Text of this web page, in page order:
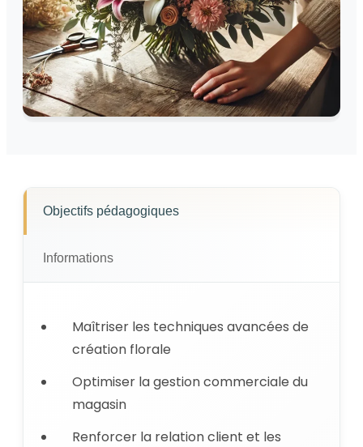
Objectifs pédagogiques
Informations
Maîtriser les techniques avancées de
création florale
Optimiser la gestion commerciale du
magasin
Renforcer la relation client et les